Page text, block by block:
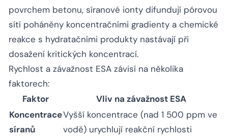
povrchem betonu, síranové ionty difundují pórovou
sítí poháněny koncentračními gradienty a chemické
reakce s hydratačními produkty nastávají při
dosažení kritických koncentrací.
Rychlost a závažnost ESA závisí na několika
faktorech:
Faktor
Vliv na závažnost ESA
Koncentrace
síranů
Vyšší koncentrace (nad 1 500 ppm ve
vodě) urychlují reakční rychlosti